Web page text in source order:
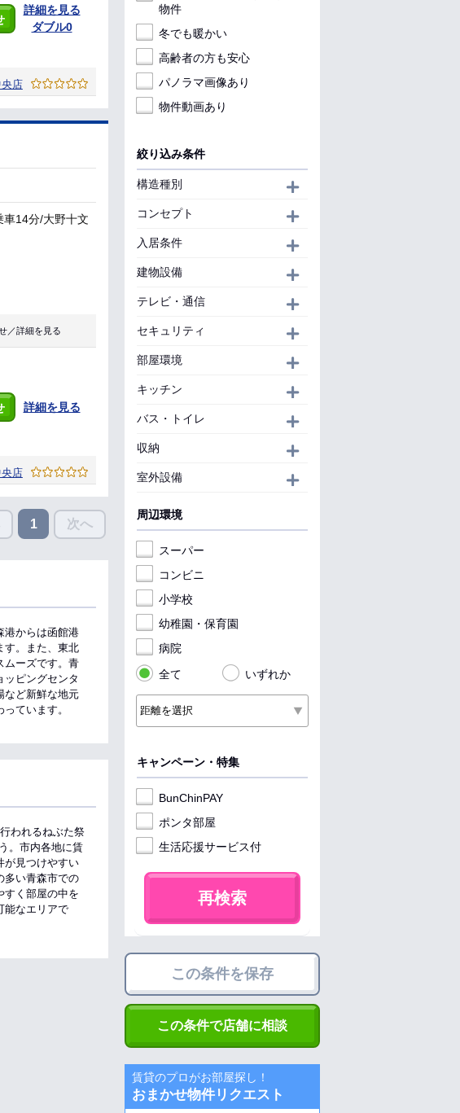
詳細を見る
ダブル0
店
車14分/大野十文
／詳細を見る
詳細を見る
店
1 次へ
港からは函館港
す。また、東北
ムーズです。青
ピングセンタ
など新鮮な地元
ています。
われるねぶた祭
。市内各地に賃
が見つけやすい
多い青森市での
すく部屋の中を
能なエリアで
物件
冬でも暖かい
高齢者の方も安心
パノラマ画像あり
物件動画あり
絞り込み条件
構造種別
コンセプト
入居条件
建物設備
テレビ・通信
セキュリティ
部屋環境
キッチン
バス・トイレ
収納
室外設備
周辺環境
スーパー
コンビニ
小学校
幼稚園・保育園
病院
全て
いずれか
キャンペーン・特集
BunChinPAY
ポンタ部屋
生活応援サービス付
再検索
この条件を保存
この条件で店舗に相談
賃貸のプロがお部屋探し！
おまかせ物件リクエスト